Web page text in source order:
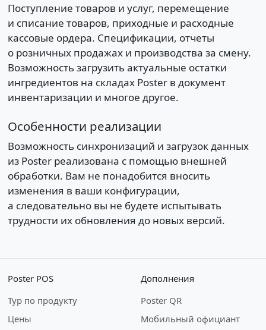
Поступление товаров и услуг, перемещение
и списание товаров, приходные и расходные
кассовые ордера. Спецификации, отчеты
о розничных продажах и производства за смену.
Возможность загрузить актуальные остатки
ингредиентов на складах Poster в документ
инвентаризации и многое другое.
Особенности реализации
Возможность синхронизаций и загрузок данных
из Poster реализована с помощью внешней
обработки. Вам не понадобится вносить
изменения в ваши конфигурации,
а следовательно вы не будете испытывать
трудности их обновления до новых версий.
Poster POS
Тур по продукту
Цены
Дополнения
Poster QR
Мобильный официант